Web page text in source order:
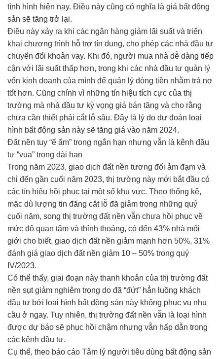
tình hình hiện nay. Điều này cũng có nghĩa là giá bất động
sản sẽ tăng trở lại.
Điều này xảy ra khi các ngân hàng giảm lãi suất và triển
khai chương trình hỗ trợ tín dụng, cho phép các nhà đầu tư
chuyển đổi khoản vay. Khi đó, người mua nhà dễ dàng tiếp
cận với lãi suất thấp hơn, trong khi các nhà đầu tư quản lý
vốn kinh doanh của mình để quản lý dòng tiền nhằm trả nợ
tốt hơn. Cũng chính vì những tín hiệu tích cực của thị
trường mà nhà đầu tư kỳ vọng giá bán tăng và cho rằng
chưa cần thiết phải cắt lỗ sâu. Đây là lý do dự đoán loại
hình bất động sản này sẽ tăng giá vào năm 2024.
Đất nền tuy “ế ẩm” trong ngắn hạn nhưng vẫn là kênh đầu
tư “vua” trong dài hạn
Trong năm 2023, giao dịch đất nền tương đối ảm đạm và
chỉ đến gần cuối năm 2023, thị trường này mới bắt đầu có
các tín hiệu hồi phục tại một số khu vực. Theo thống kê,
mặc dù lượng tin đăng cắt lỗ đã giảm trong những quý
cuối năm, song thị trường đất nền vẫn chưa hồi phục về
mức độ quan tâm và thỉnh thoảng, có đến 43% nhà môi
giới cho biết, giao dịch đất nền giảm mạnh hơn 50%, 31%
đánh giá giao dịch đất nền giảm 10 – 50% trong quý
IV/2023.
Có thể thấy, giai đoạn này thanh khoản của thị trường đất
nền sụt giảm nghiêm trọng do đã “đứt” hẳn luồng khách
đầu tư bởi loại hình bất động sản này không phục vụ nhu
cầu ở ngay. Tuy nhiên, thị trường đất nền vẫn là loại hình
được dự báo sẽ phục hồi chậm nhưng vẫn hấp dẫn trong
các kênh đầu tư.
Cụ thể, theo báo cáo Tâm lý người tiêu dùng bất động sản